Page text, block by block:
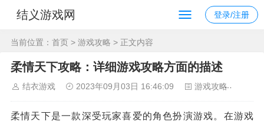
结义游戏网 登录/注册
当前位置： 首页 > 游戏攻略 > 正文内容
柔情天下攻略：详细游戏攻略方面的描述
结衣游戏 2023年09月03日 16:46:09 游戏攻略
柔情天下是一款深受玩家喜爱的角色扮演游戏。在游戏